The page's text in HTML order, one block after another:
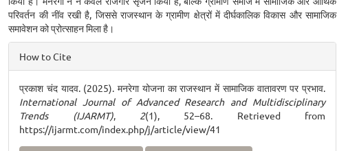
परिवर्तन की नींव रखी है, जिससे राजस्थान के ग्रामीण क्षेत्रों में दीर्घकालिक विकास और सामाजिक
समावेशन को प्रोत्साहन मिला है।
Article
Details
How to Cite
प्रकाश चंद यादव. (2025). मनरेगा योजना का राजस्थान में सामाजिक वातावरण पर प्रभाव.
International Journal of Advanced Research and Multidisciplinary
Trends (IJARMT), 2(1), 52–68. Retrieved from
https://ijarmt.com/index.php/j/article/view/41